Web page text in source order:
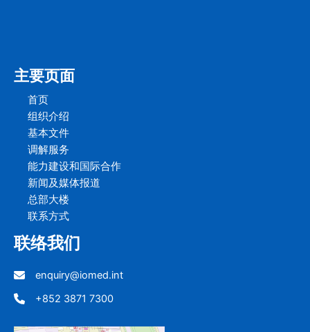
主要页面
首页
组织介绍
基本文件
调解服务
能力建设和国际合作
新闻及媒体报道
总部大楼
联系方式
联络我们
enquiry@iomed.int
+852 3871 7300